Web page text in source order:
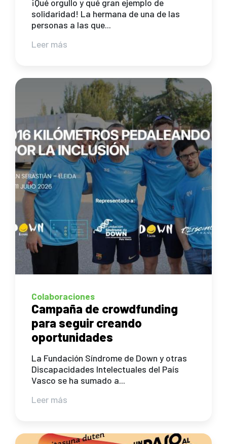
¡Qué orgullo y qué gran ejemplo de
solidaridad! La hermana de una de las
personas a las que...
Leer más
Colaboraciones
Campaña de crowdfunding
para seguir creando
oportunidades
La Fundación Síndrome de Down y otras
Discapacidades Intelectuales del País
Vasco se ha sumado a...
Leer más